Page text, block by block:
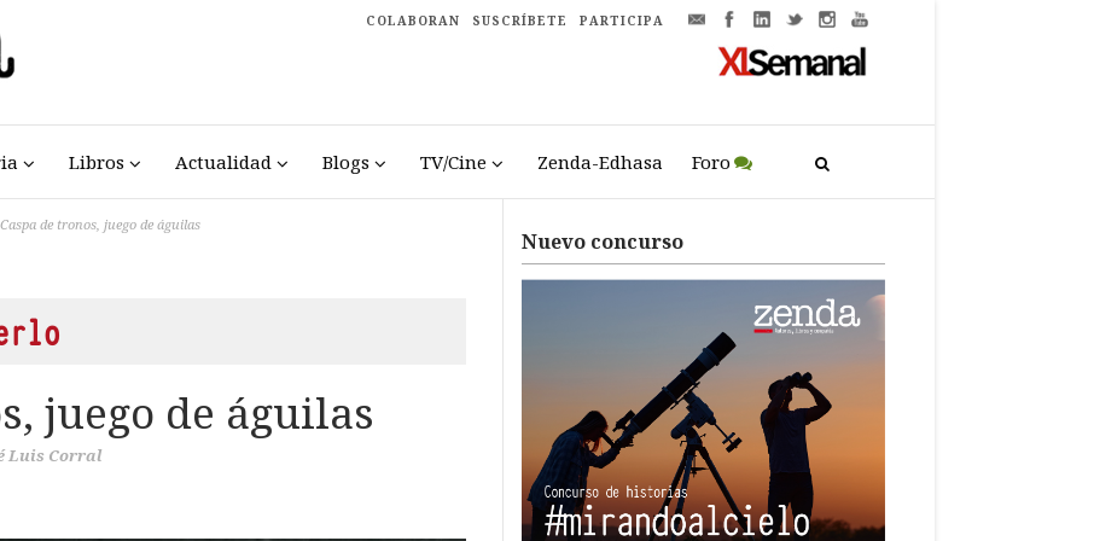
COLABORAN SUSCRÍBETE PARTICIPA
Libros Actualidad Blogs TV/Cine Zenda-Edhasa Foro
Caspa de tronos, juego de águilas
juego de águilas
Luis Corral
Nuevo concurso